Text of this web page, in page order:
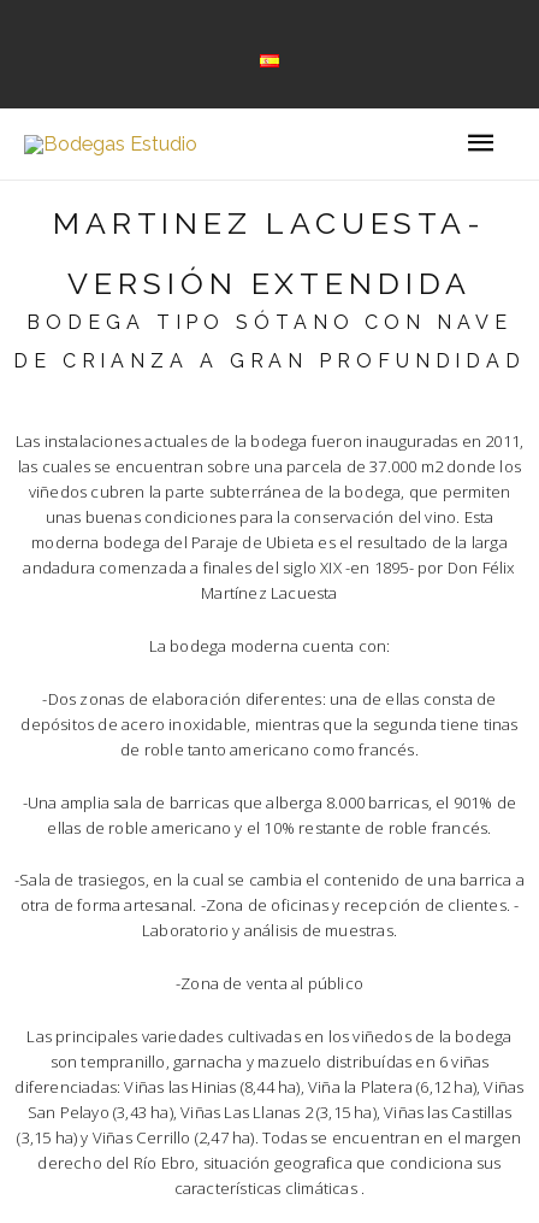
MARTINEZ LACUESTA-
VERSIÓN EXTENDIDA
BODEGA TIPO SÓTANO CON NAVE
DE CRIANZA A GRAN PROFUNDIDAD
Las instalaciones actuales de la bodega fueron inauguradas en 2011,
las cuales se encuentran sobre una parcela de 37.000 m2 donde los
viñedos cubren la parte subterránea de la bodega, que permiten
unas buenas condiciones para la conservación del vino. Esta
moderna bodega del Paraje de Ubieta es el resultado de la larga
andadura comenzada a finales del siglo XIX -en 1895- por Don Félix
Martínez Lacuesta
La bodega moderna cuenta con:
-Dos zonas de elaboración diferentes: una de ellas consta de
depósitos de acero inoxidable, mientras que la segunda tiene tinas
de roble tanto americano como francés.
-Una amplia sala de barricas que alberga 8.000 barricas, el 901% de
ellas de roble americano y el 10% restante de roble francés.
-Sala de trasiegos, en la cual se cambia el contenido de una barrica a
otra de forma artesanal. -Zona de oficinas y recepción de clientes. -
Laboratorio y análisis de muestras.
-Zona de venta al público
Las principales variedades cultivadas en los viñedos de la bodega
son tempranillo, garnacha y mazuelo distribuídas en 6 viñas
diferenciadas: Viñas las Hinias (8,44 ha), Viña la Platera (6,12 ha), Viñas
San Pelayo (3,43 ha), Viñas Las Llanas 2 (3,15 ha), Viñas las Castillas
(3,15 ha) y Viñas Cerrillo (2,47 ha). Todas se encuentran en el margen
derecho del Río Ebro, situación geografica que condiciona sus
características climáticas .